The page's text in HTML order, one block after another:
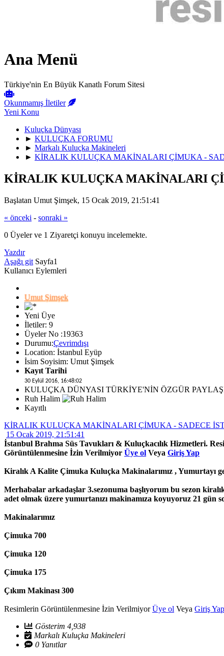
Ana Menü
Türkiye'nin En Büyük Kanatlı Forum Sitesi
Okunmamış İletiler
Yeni Konu
Kuluçka Dünyası
► KULUÇKA FORUMU
► Markalı Kuluçka Makineleri
► KİRALIK KULUÇKA MAKİNALARI ÇİMUKA -
KİRALIK KULUÇKA MAKİNALARI
Başlatan Umut Şimşek, 15 Ocak 2019, 21:51:41
« önceki - sonraki »
0 Üyeler ve 1 Ziyaretçi konuyu incelemekte.
Yazdır
Aşağı git Sayfa1
Kullanıcı Eylemleri
Umut Şimşek
Yeni Üye
İletiler: 9
Üyeler No :19363
Durumu:Çevrimdışı
Location: İstanbul Eyüp
İsim Soyisim: Umut Şimşek
Kayıt Tarihi
30 Eylül 2016, 16:48:02
KULUÇKA DÜNYASI TÜRKİYE'NİN ÖZGÜR
Ruh Halim
Kayıtlı
KİRALIK KULUÇKA MAKİNALARI ÇİMUKA - SADECE
15 Ocak 2019, 21:51:41
İstanbul Brahma Süs Tavukları & Kuluçkacılık Hizmetleri.
Görüntülenmesine İzin Verilmiyor Üye ol Veya Giriş Yap
Kiralık A Kalite Çimuka Kuluçka Makinalarımız , Yumurtayı
Merhabalar arkadaşlar 3.sezonuma başlıyorum bu sezon
adet olmak üzere yumurtanızı makinamıza koyuyoruz 21 gün
Makinalarımız
Çimuka 700
Çimuka 120
Çimuka 175
Çıkım Makinası 300
Resimlerin Görüntülenmesine İzin VerilmiyorÜye ol Veya Giriş Yap
Gösterim 4,938
Markalı Kuluçka Makineleri
0 Yanıtlar